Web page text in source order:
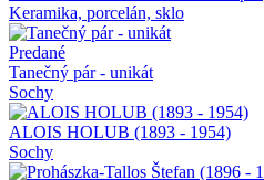
Keramika, porcelán, sklo
Predané
Tanečný pár - unikát
Sochy
ALOIS HOLUB (1893 - 1954)
Sochy